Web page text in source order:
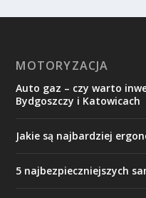
MOTORYZACJA
Auto gaz – czy warto
Bydgoszczy i Katowicach
Jakie są najbardziej
5 najbezpieczniejszych